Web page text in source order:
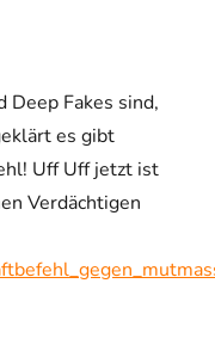
Fakes sind,
es gibt
Uff Uff jetzt ist
Verdächtigen